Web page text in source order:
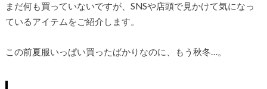
まだ何も買っていないですが、SNSや店頭で見かけて気になっ
ているアイテムをご紹介します。
この前夏服いっぱい買ったばかりなのに、もう秋冬…。